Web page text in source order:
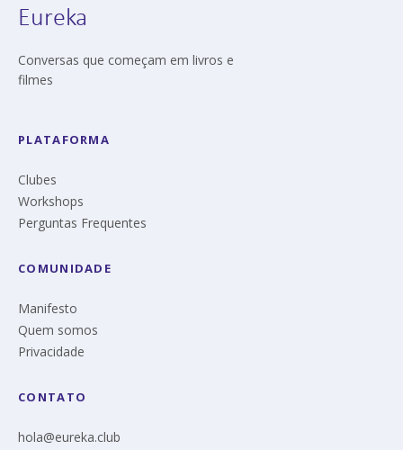
Eureka
Conversas que começam em livros e
filmes
PLATAFORMA
Clubes
Workshops
Perguntas Frequentes
COMUNIDADE
Manifesto
Quem somos
Privacidade
CONTATO
hola@eureka.club